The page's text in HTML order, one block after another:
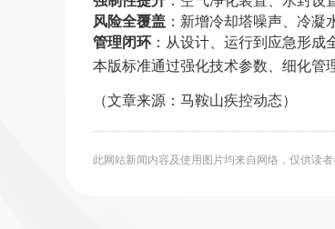
风险全覆盖 ：新增冷却塔噪声、冷凝
管理闭环：从设计、运行到应急形成
本版标准通过强化技术参数、细化管
（文章来源：马鞍山疾控动态）
此网站新闻内容及使用图片均来自网络，仅供读